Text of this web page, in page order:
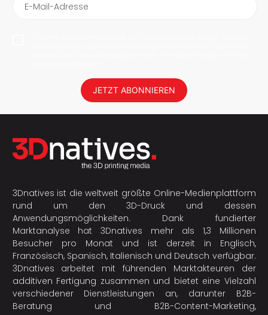
E-Mail-Adresse
JETZT ABONNIEREN
3Dnatives ist die weltweit größte Online-Medienplattform
rund um den 3D-Druck und dessen
Anwendungsmöglichkeiten. Dank fundierter
Marktanalyse hat 3Dnatives mehr als 1,3 Millionen
Besucher pro Monat und ist derzeit in Englisch,
Französisch, Spanisch, Italienisch und Deutsch verfügbar.
3Dnatives arbeitet mit führenden Marktakteuren der
additiven Fertigung zusammen und bietet eine Vielzahl
verschiedener Dienstleistungen an, darunter B2B-
Beratung und B2B-Content-Marketing,